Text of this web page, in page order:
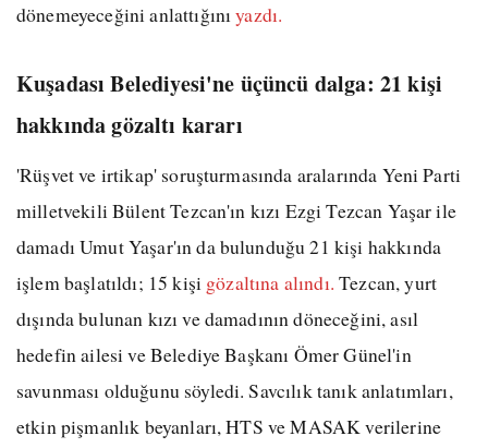
dönemeyeceğini anlattığınıyazdı.
Kuşadası Belediyesi'ne üçüncü dalga: 21 kişi
hakkında gözaltı kararı
'Rüşvet ve irtikap' soruşturmasında aralarında Yeni Parti
milletvekili Bülent Tezcan'ın kızı Ezgi Tezcan Yaşar ile
damadı Umut Yaşar'ın da bulunduğu 21 kişi hakkında
işlem başlatıldı; 15 kişi gözaltına alındı. Tezcan, yurt
dışında bulunan kızı ve damadının döneceğini, asıl
hedefin ailesi ve Belediye Başkanı Ömer Günel'in
savunması olduğunu söyledi. Savcılık tanık anlatımları,
etkin pişmanlık beyanları, HTS ve MASAK verilerine